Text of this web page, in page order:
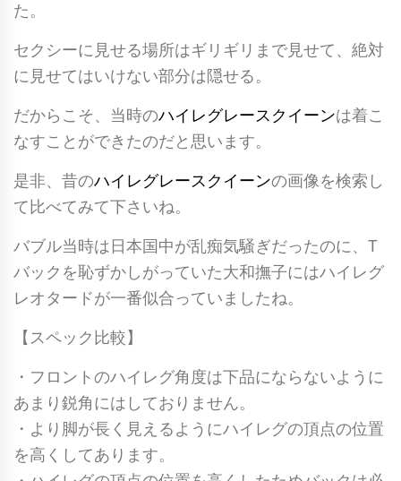
ク
ハ
イ
グ
レ
オ
タ
ド
/
ホ
ッ
ピ
ン
ク
/
た。
セクシーに見せる場所はギリギリまで見せて、絶対
に見せてはいけない部分は隠せる。
だからこそ、当時のハイレグレースクイーンは着こ
なすことができたのだと思います。
是非、昔のハイレグレースクイーンの画像を検索し
て比べてみて下さいね。
バブル当時は日本国中が乱痴気騒ぎだったのに、T
バックを恥ずかしがっていた大和撫子にはハイレグ
レオタードが一番似合っていましたね。
【スペック比較】
・フロントのハイレグ角度は下品にならないように
あまり鋭角にはしておりません。
・より脚が長く見えるようにハイレグの頂点の位置
を高くしてあります。